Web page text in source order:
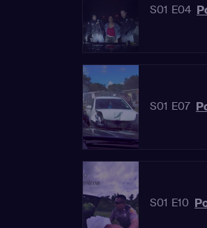
S01 E04
S01 E07
S01 E10